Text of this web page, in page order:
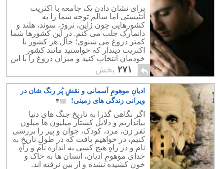
ندارد؟
برای نشان دادن یک جامعه با اکثریت
آتئیستی اما سالم توجه شما را به
کشورهایی چون ژاپن، نروژ، سوئد، هلند و
دانمارک جلب می کنم. در این کشورها شما
کمتر دروغ می شنوی؛ حال هر کشور با
اکثریت دیندار که خواستید مانند کشور
خودمان انتخاب کنید و میزان دروغ را با این
کشورهای بالا مقایسه کنید.
۲۷۱ پخش
ادیانِ موهومِ آسمانی و نقشِ پُر رنگ شان در
ویرانی زندگی های زمینی!
۴
اگر نگاهی گذرا به تاریخ جنگ های دنیا
بیاندازیم و دلایل کشتار میلیون ها میلون
نَفر زن، مرد، کودک، جوان و پیر را بررسی
کنیم، در خواهیم یافت که در طولِ تاریخ به
نام و در راهِ هیچ کسی به اندازه نام و راهِ
خدای موهومِ ادیان، انسان ها به خاک و
خون کشیده نشده و از بین نرفته اند.